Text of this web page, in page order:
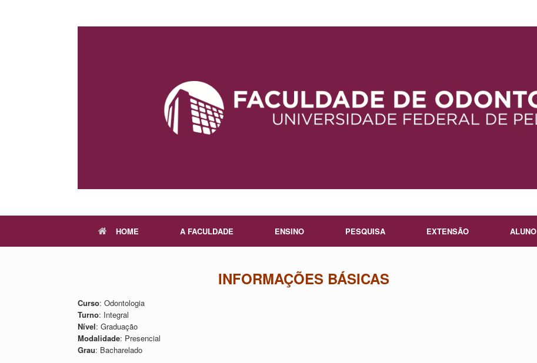
HOME A FACULDADE ENSINO PESQUISA EXTENSÃO ALUNO
INFORMAÇÕES BÁSICAS
Curso: Odontologia
Turno: Integral
Nível: Graduação
Modalidade: Presencial
Grau: Bacharelado